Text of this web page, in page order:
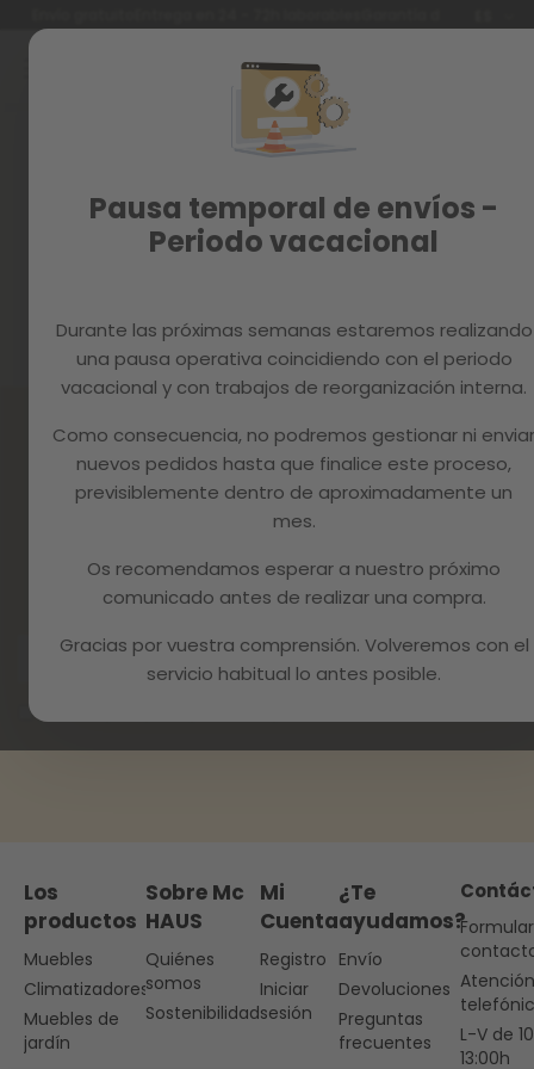
Pausa temporal de envíos -
Periodo vacacional
Durante las próximas semanas estaremos realizando
una pausa operativa coincidiendo con el periodo
vacacional y con trabajos de reorganización interna.
Como consecuencia, no podremos gestionar ni enviar
nuevos pedidos hasta que finalice este proceso,
previsiblemente dentro de aproximadamente un
mes.
Os recomendamos esperar a nuestro próximo
comunicado antes de realizar una compra.
Gracias por vuestra comprensión. Volveremos con el
servicio habitual lo antes posible.
Cesta
No tienes ningún artículo en tu carrito.
Consigue un 10% de descuento
Suscríbete a la newsletter y consigue un 10% de
descuento y muchas más sorpresas
Suscríbete
Los
productos
Muebles
Climatizadores
Muebles de
jardín
Sobre Mc
HAUS
Quiénes
somos
Sostenibilidad
Mi
Cuenta
Registro
Iniciar
sesión
¿Te
ayudamos?
Envío
Devoluciones
Preguntas
frecuentes
Atención
L-V de
13:00h